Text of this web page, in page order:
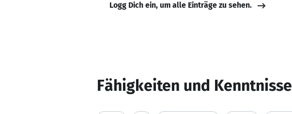
Logg Dich ein, um alle Einträge zu sehen.
Fähigkeiten und Kenntnisse